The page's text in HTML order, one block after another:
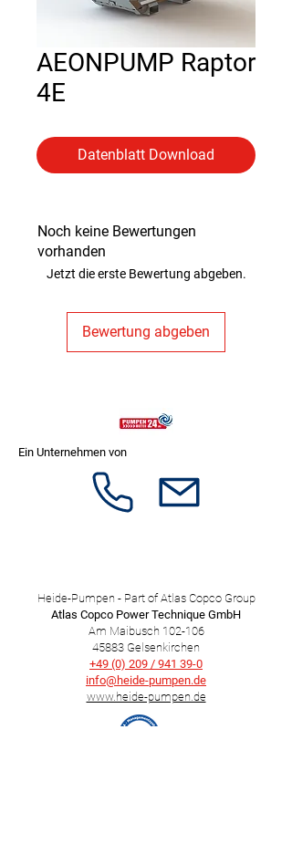
AEONPUMP Raptor
4E
Datenblatt Download
Noch keine Bewertungen
vorhanden
Jetzt die erste Bewertung abgeben.
Bewertung abgeben
Ein Unternehmen von
Heide-Pumpen - Part of Atlas Copco Group
Atlas Copco Power Technique GmbH
Am Maibusch 102-106
45883 Gelsenkirchen
+49 (0) 209 / 941 39-0
info@heide-pumpen.de​
www.heide-pumpen.de